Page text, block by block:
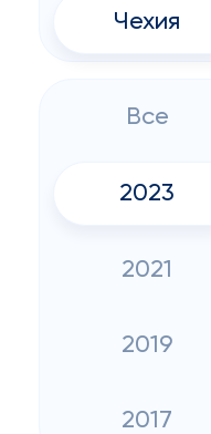
Чехия
Все
2023
2021
2019
2017